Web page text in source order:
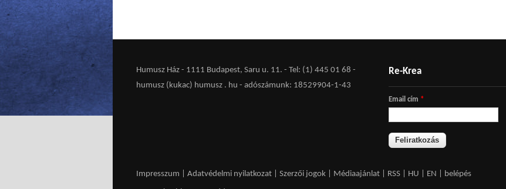
Humusz Ház - 1111 Budapest, Saru u. 11. - Tel: (1) 445 01 68 -
humusz (kukac) humusz . hu - adószámunk: 18529904-1-43
Re-Krea
Email cím *
Impresszum Adatvédelmi nyilatkozat Szerzői jogok Médiaajánlat RSS HU EN belépés